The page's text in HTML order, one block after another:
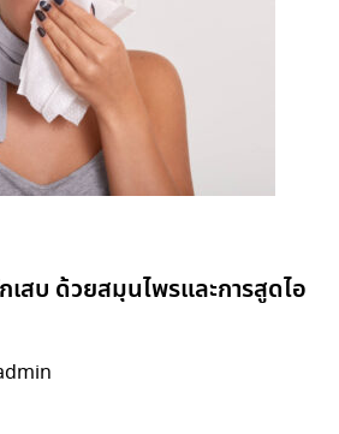
เสบ ด้วยสมุนไพรและการสูดไอ